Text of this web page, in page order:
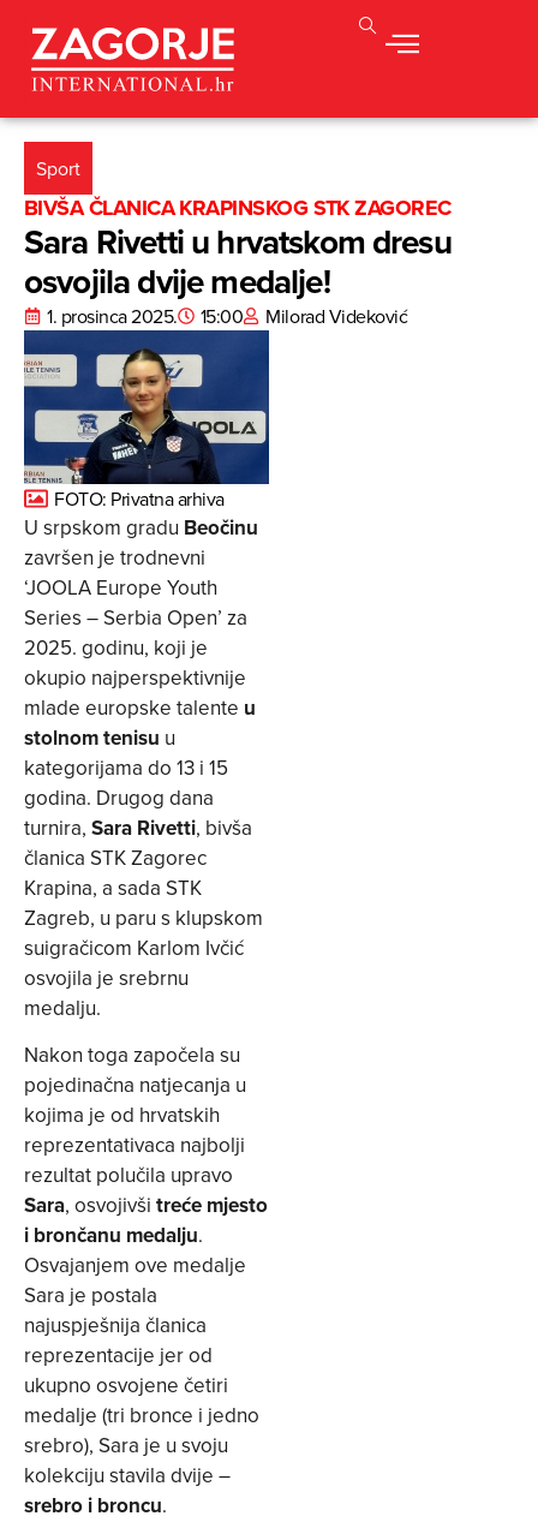
Sport
BIVŠA ČLANICA KRAPINSKOG STK ZAGOREC
Sara Rivetti u hrvatskom dresu
osvojila dvije medalje!
1. prosinca 2025. 15:00 Milorad Videković
FOTO: Privatna arhiva
U srpskom gradu Beočinu
završen je trodnevni
‘JOOLA Europe Youth
Series – Serbia Open’ za
2025. godinu, koji je
okupio najperspektivnije
mlade europske talente u
stolnom tenisu u
kategorijama do 13 i 15
godina. Drugog dana
turnira, Sara Rivetti, bivša
članica STK Zagorec
Krapina, a sada STK
Zagreb, u paru s klupskom
suigračicom Karlom Ivčić
osvojila je srebrnu
medalju.
Nakon toga započela su
pojedinačna natjecanja u
kojima je od hrvatskih
reprezentativaca najbolji
rezultat polučila upravo
Sara, osvojivši treće mjesto
i brončanu medalju.
Osvajanjem ove medalje
Sara je postala
najuspješnija članica
reprezentacije jer od
ukupno osvojene četiri
medalje (tri bronce i jedno
srebro), Sara je u svoju
kolekciju stavila dvije –
srebro i broncu.